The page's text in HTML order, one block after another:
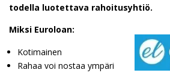
todella luotettava rahoitusyhtiö.
Miksi Euroloan:
Kotimainen
Rahaa voi nostaa ympäri